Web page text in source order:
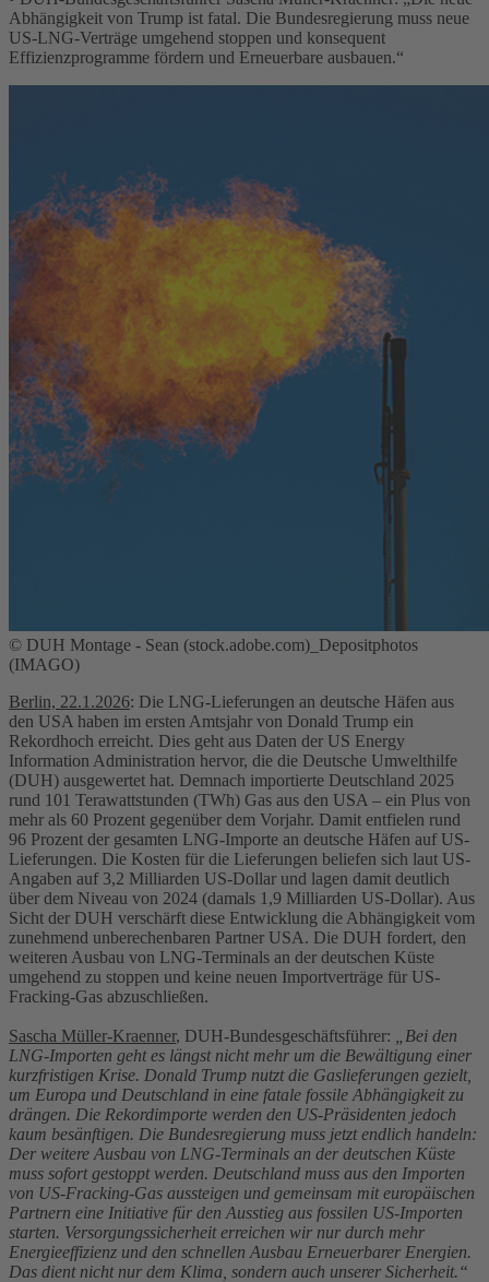
Abhängigkeit von Trump ist fatal. Die Bundesregierung muss neue
US-LNG-Verträge umgehend stoppen und konsequent
Effizienzprogramme fördern und Erneuerbare ausbauen.“
© DUH Montage - Sean (stock.adobe.com)_Depositphotos
(IMAGO)
Berlin, 22.1.2026: Die LNG-Lieferungen an deutsche Häfen aus
den USA haben im ersten Amtsjahr von Donald Trump ein
Rekordhoch erreicht. Dies geht aus Daten der US Energy
Information Administration hervor, die die Deutsche Umwelthilfe
(DUH) ausgewertet hat. Demnach importierte Deutschland 2025
rund 101 Terawattstunden (TWh) Gas aus den USA – ein Plus von
mehr als 60 Prozent gegenüber dem Vorjahr. Damit entfielen rund
96 Prozent der gesamten LNG-Importe an deutsche Häfen auf US-
Lieferungen. Die Kosten für die Lieferungen beliefen sich laut US-
Angaben auf 3,2 Milliarden US-Dollar und lagen damit deutlich
über dem Niveau von 2024 (damals 1,9 Milliarden US-Dollar). Aus
Sicht der DUH verschärft diese Entwicklung die Abhängigkeit vom
zunehmend unberechenbaren Partner USA. Die DUH fordert, den
weiteren Ausbau von LNG-Terminals an der deutschen Küste
umgehend zu stoppen und keine neuen Importverträge für US-
Fracking-Gas abzuschließen.
Sascha Müller-Kraenner, DUH-Bundesgeschäftsführer:
„Bei den
LNG-Importen geht es längst nicht mehr um die Bewältigung einer
kurzfristigen Krise. Donald Trump nutzt die Gaslieferungen gezielt,
um Europa und Deutschland in eine fatale fossile Abhängigkeit zu
drängen. Die Rekordimporte werden den US-Präsidenten jedoch
kaum besänftigen. Die Bundesregierung muss jetzt endlich handeln:
Der weitere Ausbau von LNG-Terminals an der deutschen Küste
muss sofort gestoppt werden. Deutschland muss aus den Importen
von US-Fracking-Gas aussteigen und gemeinsam mit europäischen
Partnern eine Initiative für den Ausstieg aus fossilen US-Importen
starten. Versorgungssicherheit erreichen wir nur durch mehr
Energieeffizienz und den schnellen Ausbau Erneuerbarer Energien.
Das dient nicht nur dem Klima, sondern auch unserer Sicherheit.“